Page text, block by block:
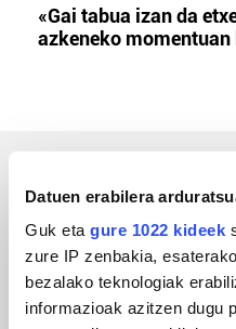
Datuen erabilera
Guk eta gure 1022 kideek
zure IP zenbakia,
bezalako teknologiak
informazioak azitzen dugu
«Gai tabua izan da
azkeneko momentuan
ERREPORTAJEAK